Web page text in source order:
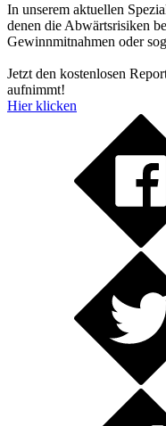
In unserem aktuellen
denen die Abwärtsrisiken
Gewinnmitnahmen oder
Jetzt den kostenlosen
aufnimmt!
Hier klicken